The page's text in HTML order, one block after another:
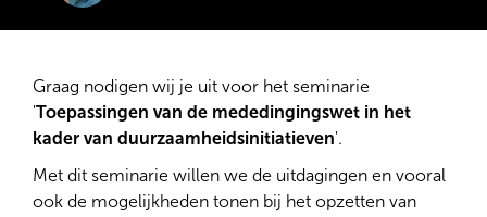
Graag nodigen wij je uit voor het seminarie
'Toepassingen van de mededingingswet in het
kader van duurzaamheidsinitiatieven'.
Met dit seminarie willen we de uitdagingen en vooral
ook de mogelijkheden tonen bij het opzetten van